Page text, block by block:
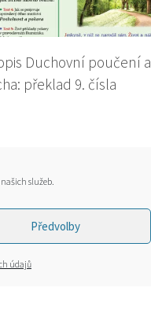
služeb.
Předvolby
údajů
Duchovní poučení a
překlad 9. čísla